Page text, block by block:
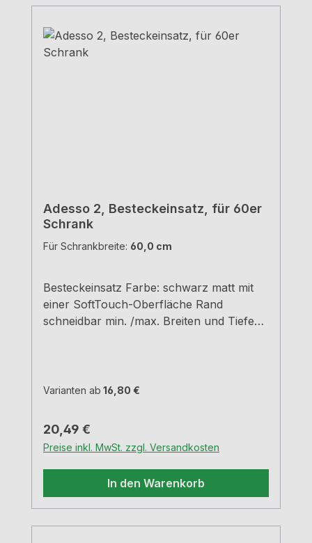
Adesso 2, Besteckeinsatz, für 60er
Schrank
Für Schrankbreite: 60,0 cm
Besteckeinsatz Farbe: schwarz matt mit
einer SoftTouch-Oberfläche Rand
schneidbar min. /max. Breiten und Tiefen
Varianten ab 16,80 €
Regulärer Preis:
20,49 €
Preise inkl. MwSt. zzgl. Versandkosten
In den Warenkorb